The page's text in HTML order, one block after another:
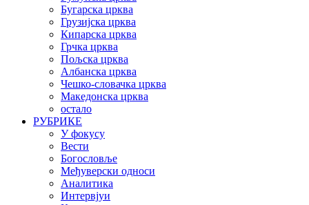
Бугарска црква
Грузијска црква
Кипарска црква
Грчка црква
Пољска црква
Албанска црква
Чешко-словачка црква
Македонска црква
остало
РУБРИКЕ
У фокусу
Вести
Богословље
Међуверски односи
Аналитика
Интервјуи